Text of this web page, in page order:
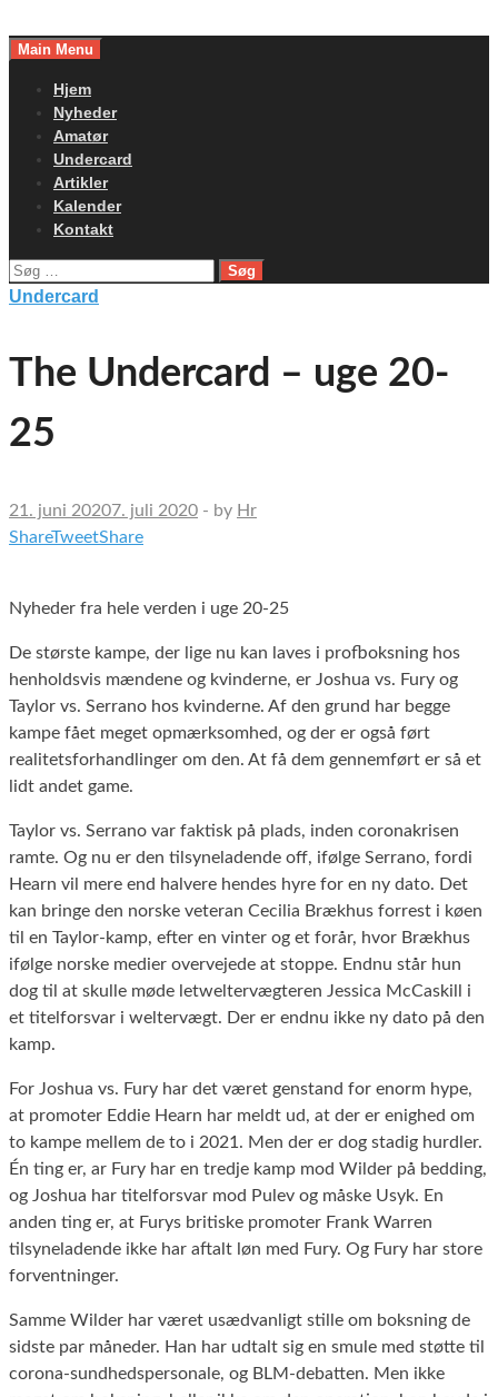
toMain Menu
Hjem
Nyheder
Amatør
Undercard
Artikler
Kalender
Kontakt
Søg
efter:
Undercard
The Undercard – uge 20-
25
21. juni 20207. juli 2020 - by Hr
ShareTweetShare
Nyheder fra hele verden i uge 20-25
De største kampe, der lige nu kan laves i profboksning hos
henholdsvis mændene og kvinderne, er Joshua vs. Fury og
Taylor vs. Serrano hos kvinderne. Af den grund har begge
kampe fået meget opmærksomhed, og der er også ført
realitetsforhandlinger om den. At få dem gennemført er så et
lidt andet game.
Taylor vs. Serrano var faktisk på plads, inden coronakrisen
ramte. Og nu er den tilsyneladende off, ifølge Serrano, fordi
Hearn vil mere end halvere hendes hyre for en ny dato. Det
kan bringe den norske veteran Cecilia Brækhus forrest i køen
til en Taylor-kamp, efter en vinter og et forår, hvor Brækhus
ifølge norske medier overvejede at stoppe. Endnu står hun
dog til at skulle møde letweltervægteren Jessica McCaskill i
et titelforsvar i weltervægt. Der er endnu ikke ny dato på den
kamp.
For Joshua vs. Fury har det været genstand for enorm hype,
at promoter Eddie Hearn har meldt ud, at der er enighed om
to kampe mellem de to i 2021. Men der er dog stadig hurdler.
Én ting er, ar Fury har en tredje kamp mod Wilder på bedding,
og Joshua har titelforsvar mod Pulev og måske Usyk. En
anden ting er, at Furys britiske promoter Frank Warren
tilsyneladende ikke har aftalt løn med Fury. Og Fury har store
forventninger.
Samme Wilder har været usædvanligt stille om boksning de
sidste par måneder. Han har udtalt sig en smule med støtte til
corona-sundhedspersonale, og BLM-debatten. Men ikke